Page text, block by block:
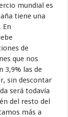
mundial es
tiene una
En
de
que nos
3,9% las de
sin descontar
será todavía
del resto del
más a